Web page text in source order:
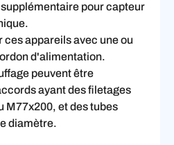
pour capteur
ces appareils avec une ou
d'alimentation.
peuvent être
ayant des filetages
M77x200, et des tubes
diamètre.